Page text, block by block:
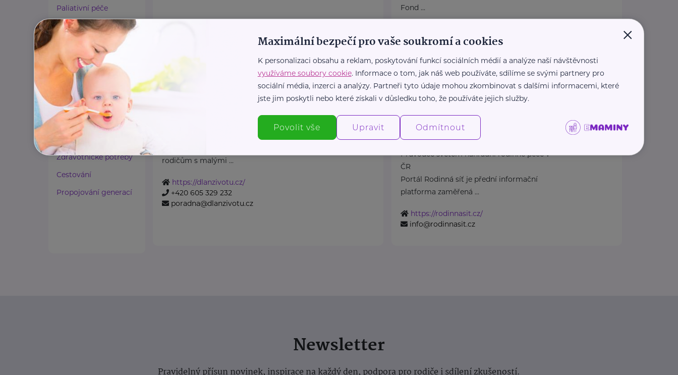
Paliativní péče
Rady a tipy
Harmonie duše a těla
Zaměstnávání osob ze
zdravotním
postižením
Lázeňství a wellness
Zdravé spaní a sezení
Zdravé obutí
Zdravotnické potřeby
Cestování
Propojování generací
Fond ...
+420 774 561 207
Obecně prospěšná společnost
Ostrava
Obecně prospěšná společnost Dlaň životu
rodičům s malými ...
https://dlanzivotu.cz/
+420 605 329 232
poradna@dlanzivotu.cz
Klimentská 1246/1
Průvodce světem náhradní rodinné péče v
ČR
Portál Rodinná síť je přední informační
platforma zaměřená ...
https://rodinnasit.cz/
info@rodinnasit.cz
Newsletter
Pravidelný přísun novinek, inspirace na každý den, podpora pro rodiče i sdílení zkušeností.
×
Maximální bezpečí pro vaše soukromí a cookies
K personalizaci obsahu a reklam, poskytování funkcí sociálních médií a analýze naší návštěvnosti
využíváme soubory cookie. Informace o tom, jak náš web používáte, sdílíme se svými partnery pro
sociální média, inzerci a analýzy. Partneři tyto údaje mohou zkombinovat s dalšími informacemi, které
jste jim poskytli nebo které získali v důsledku toho, že používáte jejich služby.
Povolit vše Upravit Odmítnout